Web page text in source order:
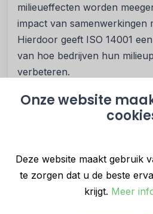
Onze website
Deze website maakt gebruik
te zorgen dat u de beste
krijgt. Meer
milieueffecten worden
impact van samenwerkingen
Hierdoor geeft ISO 14001
van hoe bedrijven hun
verbeteren.
Een belangrijk voordeel van
gestandaardiseerde aanpak,
Certificering volgens
Een organisatie die haar